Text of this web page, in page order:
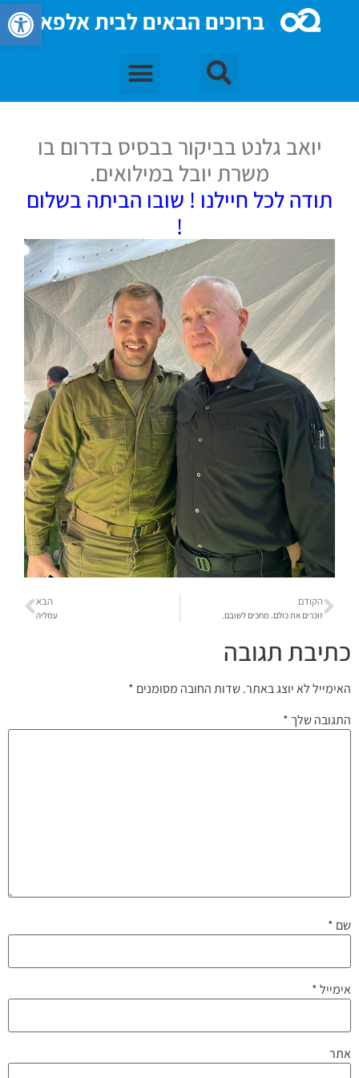
פתח ברוכים הבאים לבית אלפא
יואב גלנט בביקור בבסיס בדרום בו
משרת יובל במילואים.
תודה לכל חיילנו ! שובו הביתה בשלום
!
הקודם
זוכרים את כולם. מחכים לשובם.
הבא
עמליה
כתיבת תגובה
האימייל לא יוצג באתר.שדות החובה מסומנים *
התגובה שלך *
שם *
אימייל*
אתר